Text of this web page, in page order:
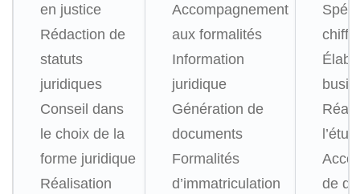
en justice
Rédaction de
statuts
juridiques
Conseil dans
le choix de la
forme juridique
Réalisation
Accompagnement
aux formalités
Information
juridique
Génération de
documents
Formalités
d’immatriculation
de